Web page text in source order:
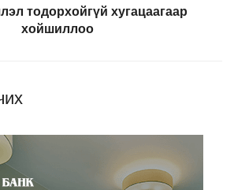
тодорхойгүй хугацаагаар
хойшиллоо